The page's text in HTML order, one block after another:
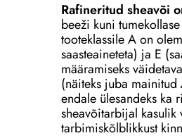
Rafineritud sheavõi
beeži kuni
tooteklassile A on
saasteaineteta) ja E
määramiseks
(näiteks juba mainitud
endale ülesandeks ka
sheavõitarbijal kasulik
tarbimiskõlblikkust